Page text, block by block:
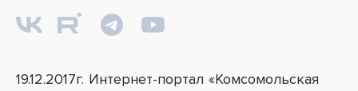
19.12.2017г. Интернет-портал «Комсомольская